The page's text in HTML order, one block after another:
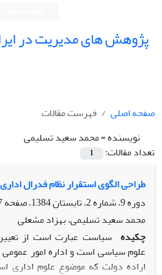
پژوهش های مدیریت در
صفحه اصلی
فهرست مقالات
نویسنده =محمد سعید تسلیمی
تعداد مقالات:
1
طراحی الگوی استقرار نظام فدرال
دوره 9، شماره 2، تابستان 1384، صفحه
محمد سعید تسلیمی، بهزاد مشعلی
چکیده سیاست عبارت است از
علوم سیاسی است و اداره امور
اراده دولت که موضوع علوم اداری